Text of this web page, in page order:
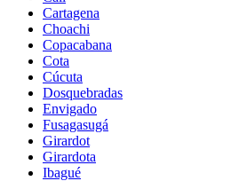
Cartagena
Choachi
Copacabana
Cota
Cúcuta
Dosquebradas
Envigado
Fusagasugá
Girardot
Girardota
Ibagué